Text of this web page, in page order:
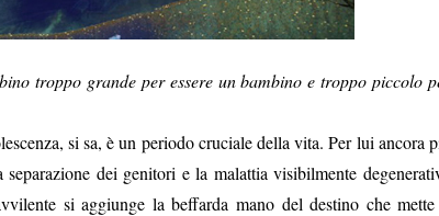
troppo grande per essere un bambino e troppo piccolo
si sa, è un periodo cruciale della vita. Per lui ancora
dei genitori e la malattia visibilmente
si aggiunge la beffarda mano del destino che